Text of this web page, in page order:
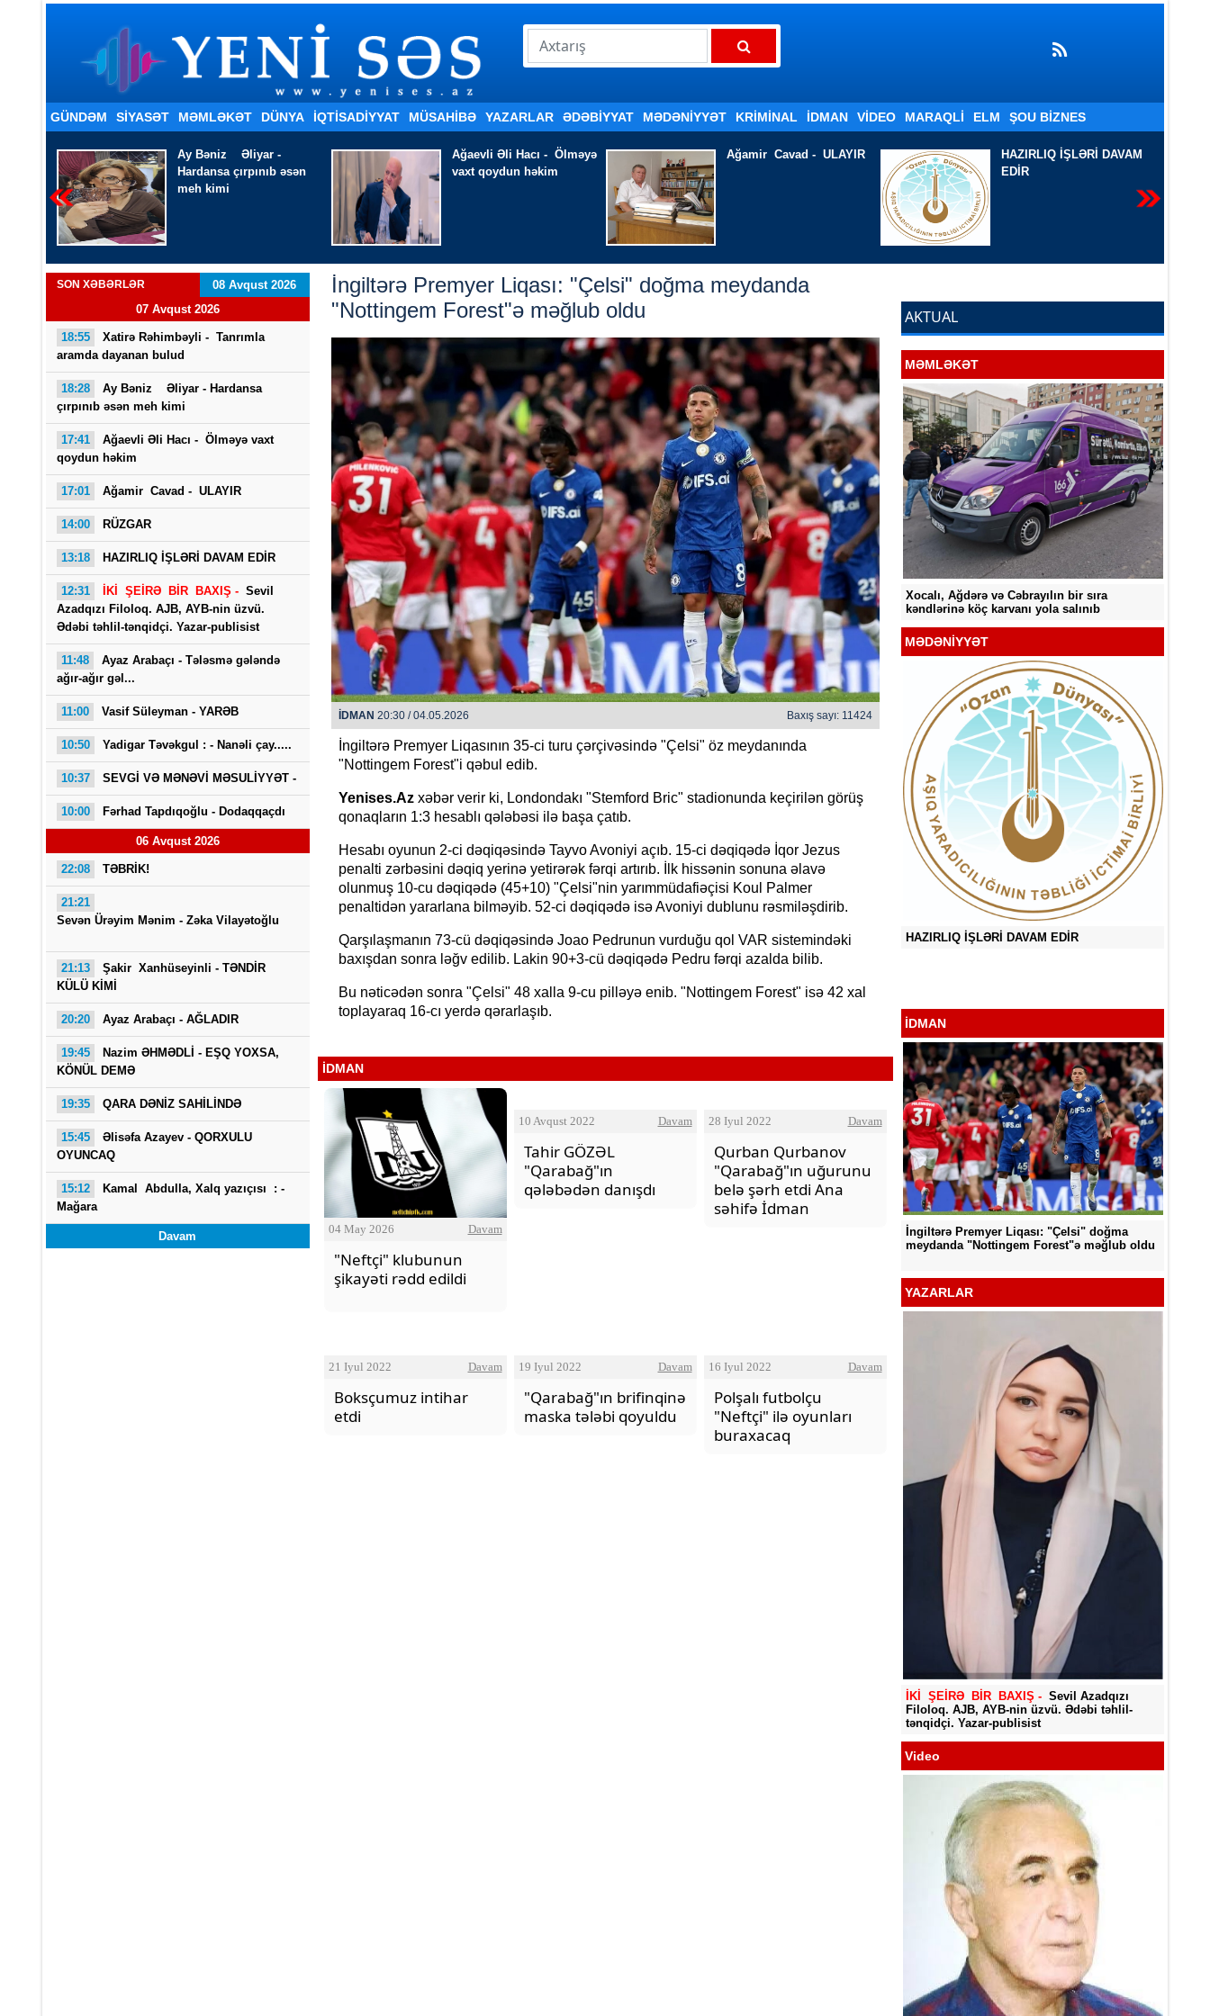
GÜNDƏM SİYASƏT MƏMLƏKƏT DÜNYA İQTISADIYYAT MÜSAHİBƏ YAZARLAR ƏDƏBIYYAT MƏDƏNİYYƏT KRİMİNAL İDMAN VIDEO MARAQLI ELM ŞOU BIZNES
Ağaevli Əli Hacı -Ölməyə
vaxt qoydun həkim
Ağamir Cavad - ULAYIR
HAZIRLIQ İŞLƏRİ DAVAM
İKİ ŞEİRƏ BİR BAXIŞ
-Sevil Azadqızı Filoloq.
AJB, AYB-nin üzvü. Ədəbi
SON XƏBƏRLƏR
08 Avqust 2026
07 Avqust 2026
18:55
Xatirə Rəhimbəyli - Tanrımla
aramda dayanan bulud
18:28
Ay Bəniz Əliyar - Hardansa
çırpınıb əsən meh kimi
17:41 Ağaevli Əli Hacı - Ölməyə vaxt
qoydun həkim
17:01 Ağamir Cavad - ULAYIR
14:00 RÜZGAR
13:18 HAZIRLIQ İŞLƏRİ DAVAM EDİR
12:31 İKİ ŞEİRƏ BİR BAXIŞ - Sevil
Azadqızı Filoloq. AJB, AYB-nin üzvü.
Ədəbi təhlil-tənqidçi. Yazar-publisist
11:48
Ayaz Arabaçı - Tələsmə gələndə
ağır-ağır gəl...
11:00 Vasif Süleyman - YARƏB
10:50 Yadigar Təvəkgul : - Nanəli çay.....
10:37 SEVGİ VƏ MƏNƏVİ MƏSULİYYƏT -
10:00 Fərhad Tapdıqoğlu - Dodaqqaçdı
06 Avqust 2026
22:08 TƏBRİK!
21:21
Sevən Ürəyim Mənim - Zəka Vilayətoğlu
21:13
Şakir Xanhüseyinli - TƏNDİR
KÜLÜ KİMİ
20:20 Ayaz Arabaçı - AĞLADIR
19:45
Nazim ƏHMƏDLİ - EŞQ YOXSA,
KÖNÜL DEMƏ
19:35 QARA DƏNİZ SAHİLİNDƏ
15:45 Əlisəfa Azayev - QORXULU
OYUNCAQ
15:12
Kamal Abdulla, Xalq yazıçısı : -
Mağara
Davam
İngiltərə Premyer Liqası: "Çelsi" doğma meydanda
"Nottingem Forest"ə məğlub oldu
İDMAN 20:30 / 04.05.2026 Baxış sayı: 11424
İngiltərə Premyer Liqasının 35-ci turu çərçivəsində "Çelsi" öz meydanında
"Nottingem Forest"i qəbul edib.
Yenises.Azxəbər verir ki, Londondakı "Stemford Bric" stadionunda keçirilən görüş
qonaqların 1:3 hesablı qələbəsi ilə başa çatıb.
Hesabı oyunun 2-ci dəqiqəsində Tayvo Avoniyi açıb. 15-ci dəqiqədə İqor Jezus
penalti zərbəsini dəqiq yerinə yetirərək fərqi artırıb. İlk hissənin sonuna əlavə
olunmuş 10-cu dəqiqədə (45+10) "Çelsi"nin yarımmüdafiəçisi Koul Palmer
penaltidən yararlana bilməyib. 52-ci dəqiqədə isə Avoniyi dublunu rəsmiləşdirib.
Qarşılaşmanın 73-cü dəqiqəsində Joao Pedrunun vurduğu qol VAR sistemindəki
baxışdan sonra ləğv edilib. Lakin 90+3-cü dəqiqədə Pedru fərqi azalda bilib.
Bu nəticədən sonra "Çelsi" 48 xalla 9-cu pilləyə enib. "Nottingem Forest" isə 42 xal
toplayaraq 16-cı yerdə qərarlaşıb.
İDMAN
04 May 2026 Davam
"Neftçi" klubunun
şikayəti rədd edildi
10 Avqust 2022 Davam
Tahir GÖZƏL
"Qarabağ"ın
qələbədən danışdı
28 Iyul 2022 Davam
Qurban Qurbanov
"Qarabağ"ın uğurunu
belə şərh etdi Ana
səhifə İdman
21 Iyul 2022 Davam
Boksçumuz intihar
etdi
19 Iyul 2022 Davam
"Qarabağ"ın brifinqinə
maska tələbi qoyuldu
16 Iyul 2022 Davam
Polşalı futbolçu
"Neftçi" ilə oyunları
buraxacaq
AKTUAL
MƏMLƏKƏT
Sabah bəzi yerlərdə yağış yağacaq
Xocalı, Ağdərə və Cəbrayılın bir sıra
kəndlərinə köç karvanı yola salınıb
Sabah 33° isti olacaq
MƏDƏNİYYƏT
O Gözlərində - Zəka Vilayətoğlu
HAZIRLIQ İŞLƏRİ DAVAM EDİR
İDMAN
İngiltərə Premyer Liqası: "Çelsi" doğma
meydanda "Nottingem Forest"ə məğlub oldu
YAZARLAR
İKİ ŞEİRƏ BİR BAXIŞ - Sevil Azadqızı
Filoloq. AJB, AYB-nin üzvü. Ədəbi təhlil-
tənqidçi. Yazar-publisist
Video